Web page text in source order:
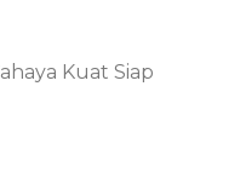
Kuat Siap